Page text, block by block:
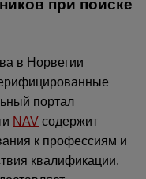
при поиске
в Норвегии
портал
NAV содержит
к профессиям и
квалификации.